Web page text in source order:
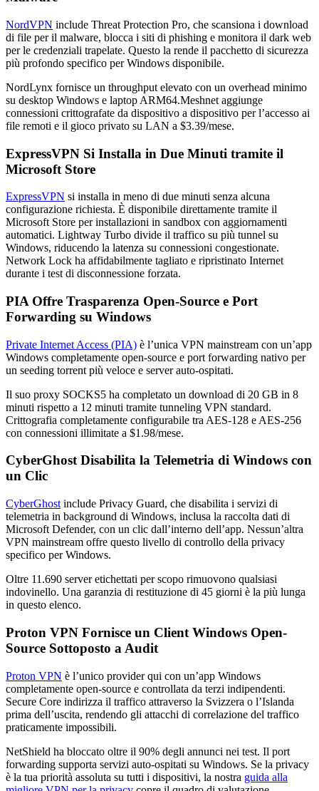
NordVPN include Threat Protection Pro, che scansiona i download
di file per il malware, blocca i siti di phishing e monitora il dark web
per le credenziali trapelate. Questo la rende il pacchetto di sicurezza
più profondo specifico per Windows disponibile.
NordLynx fornisce un throughput elevato con un overhead minimo
su desktop Windows e laptop ARM64.Meshnet aggiunge
connessioni crittografate da dispositivo a dispositivo per l’accesso ai
file remoti e il gioco privato su LAN a $3.39/mese.
ExpressVPN Si Installa in Due Minuti tramite il
Microsoft Store
ExpressVPN si installa in meno di due minuti senza alcuna
configurazione richiesta. È disponibile direttamente tramite il
Microsoft Store per installazioni in sandbox con aggiornamenti
automatici. Lightway Turbo divide il traffico su più tunnel su
Windows, riducendo la latenza su connessioni congestionate.
Network Lock ha affidabilmente tagliato e ripristinato Internet
durante i test di disconnessione forzata.
PIA Offre Trasparenza Open-Source e Port
Forwarding su Windows
Private Internet Access (PIA) è l’unica VPN mainstream con un’app
Windows completamente open-source e port forwarding nativo per
un seeding torrent più veloce e server auto-ospitati.
Il suo proxy SOCKS5 ha completato un download di 20 GB in 8
minuti rispetto a 12 minuti tramite tunneling VPN standard.
Crittografia completamente configurabile tra AES-128 e AES-256
con connessioni illimitate a $1.98/mese.
CyberGhost Disabilita la Telemetria di Windows con
un Clic
CyberGhost include Privacy Guard, che disabilita i servizi di
telemetria in background di Windows, inclusa la raccolta dati di
Microsoft Defender, con un clic dall’interno dell’app. Nessun’altra
VPN mainstream offre questo livello di controllo della privacy
specifico per Windows.
Oltre 11.690 server etichettati per scopo rimuovono qualsiasi
indovinello. Una garanzia di restituzione di 45 giorni è la più lunga
in questo elenco.
Proton VPN Fornisce un Client Windows Open-
Source Sottoposto a Audit
Proton VPN è l’unico provider qui con un’app Windows
completamente open-source e controllata da terzi indipendenti.
Secure Core indirizza il traffico attraverso la Svizzera o l’Islanda
prima dell’uscita, rendendo gli attacchi di correlazione del traffico
praticamente impossibili.
NetShield ha bloccato oltre il 90% degli annunci nei test. Il port
forwarding supporta servizi auto-ospitati su Windows. Se la privacy
è la tua priorità assoluta su tutti i dispositivi, la nostra guida alla